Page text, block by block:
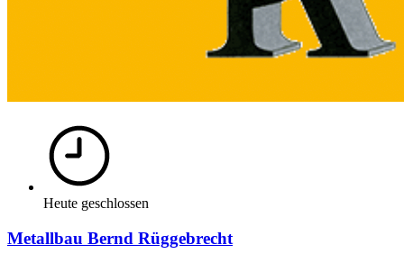
Heute geschlossen
Metallbau Bernd Rüggebrecht